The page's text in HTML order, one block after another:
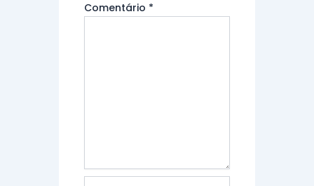
Comentário *